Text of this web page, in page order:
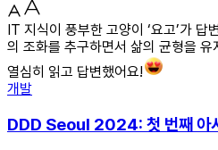
IT 지식이 풍부한 고양이 ‘요고’가
의 조화를 추구하면서 삶의 균형을
열심히 읽고 답변했어요!
개발
DDD Seoul 2024: 첫 번째 아